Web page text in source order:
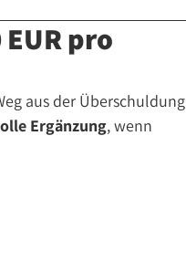
pro
aus der Überschuldung
Ergänzung, wenn